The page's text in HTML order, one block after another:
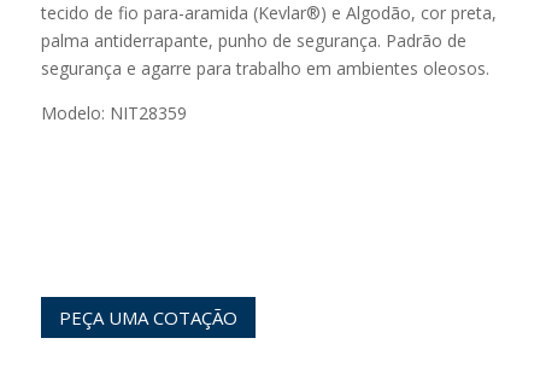
tecido de fio para-aramida (Kevlar®) e Algodão, cor preta,
palma antiderrapante, punho de segurança. Padrão de
segurança e agarre para trabalho em ambientes oleosos.
Modelo: NIT28359
PEÇA UMA COTAÇÃO